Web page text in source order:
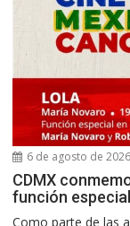
6 de agosto de 2026
CDMX
función
Como parte de las